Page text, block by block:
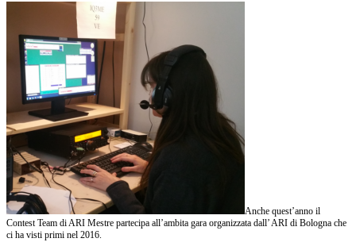
Anche quest’anno il
Contest Team di ARI Mestre partecipa all’ambita gara organizzata dall’ ARI di Bologna che
ci ha visti primi nel 2016.